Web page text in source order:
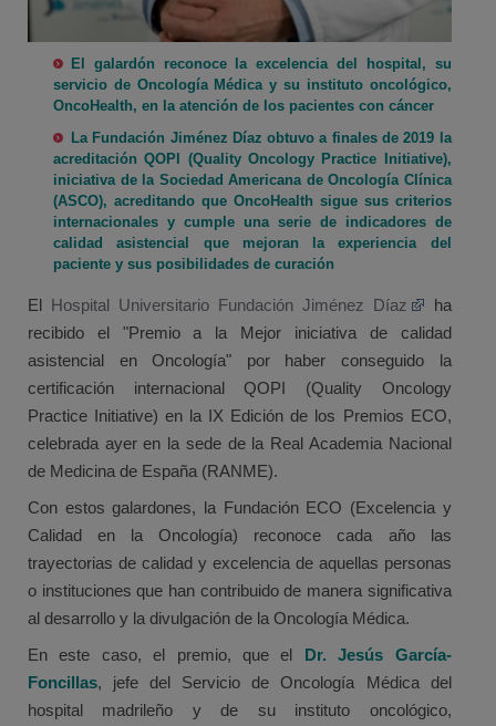
El galardón reconoce la excelencia del hospital, su
servicio de Oncología Médica y su instituto oncológico,
OncoHealth, en la atención de los pacientes con cáncer
La Fundación Jiménez Díaz obtuvo a finales de 2019 la
acreditación QOPI (Quality Oncology Practice Initiative),
iniciativa de la Sociedad Americana de Oncología Clínica
(ASCO), acreditando que OncoHealth sigue sus criterios
internacionales y cumple una serie de indicadores de
calidad asistencial que mejoran la experiencia del
paciente y sus posibilidades de curación
El Hospital Universitario Fundación Jiménez Díaz
ha
recibido el "Premio a la Mejor iniciativa de calidad
asistencial en Oncología" por haber conseguido la
certificación internacional QOPI (Quality Oncology
Practice Initiative) en la IX Edición de los Premios ECO,
celebrada ayer en la sede de la Real Academia Nacional
de Medicina de España (RANME).
Con estos galardones, la Fundación ECO (Excelencia y
Calidad en la Oncología) reconoce cada año las
trayectorias de calidad y excelencia de aquellas personas
o instituciones que han contribuido de manera significativa
al desarrollo y la divulgación de la Oncología Médica.
En este caso, el premio, que el Dr. Jesús García-
Foncillas, jefe del Servicio de Oncología Médica del
hospital madrileño y de su instituto oncológico,